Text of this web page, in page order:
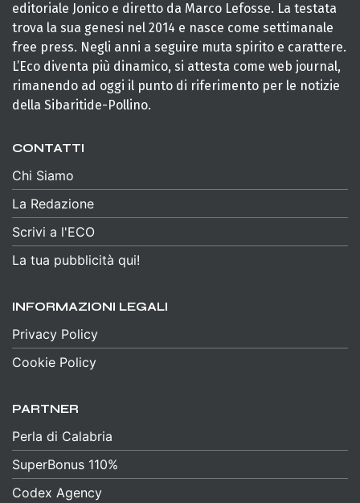
editoriale Jonico e diretto da Marco Lefosse. La testata
trova la sua genesi nel 2014 e nasce come settimanale
free press. Negli anni a seguire muta spirito e carattere.
L’Eco diventa più dinamico, si attesta come web journal,
rimanendo ad oggi il punto di riferimento per le notizie
della Sibaritide-Pollino.
CONTATTI
Chi Siamo
La Redazione
Scrivi a l'ECO
La tua pubblicità qui!
INFORMAZIONI LEGALI
Privacy Policy
Cookie Policy
PARTNER
Perla di Calabria
SuperBonus 110%
Codex Agency